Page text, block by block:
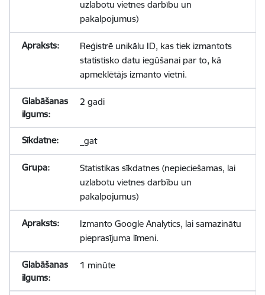
uzlabotu vietnes darbību un
pakalpojumus)
Reģistrē unikālu ID, kas tiek izmantots
statistisko datu iegūšanai par to, kā
apmeklētājs izmanto vietni.
2 gadi
_gat
Statistikas sīkdatnes (nepieciešamas, lai
uzlabotu vietnes darbību un
pakalpojumus)
Izmanto Google Analytics, lai samazinātu
pieprasījuma līmeni.
1 minūte